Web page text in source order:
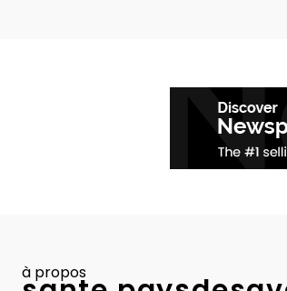
à propos